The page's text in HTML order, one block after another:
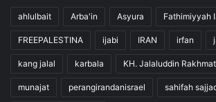
ahlulbait Arba'in Asyura Fathimiyyah
FREEPALESTINA ijabi IRAN irfan
kang jalal karbala KH. Jalaluddin Rakhmat
munajat perangirandanisrael sahifah